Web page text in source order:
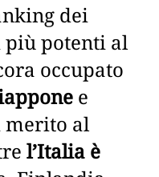
dei
più potenti al
occupato
e
al
l’Italia è